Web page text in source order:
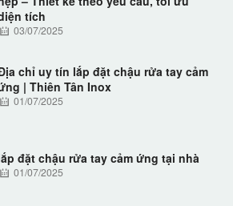
tích
03/07/2025
chỉ uy tín lắp đặt chậu rửa tay cảm
| Thiên Tân Inox
01/07/2025
đặt chậu rửa tay cảm ứng tại nhà
01/07/2025